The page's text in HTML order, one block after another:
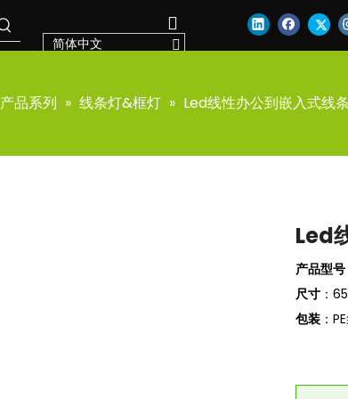
简体中文
产品系列 » 线条灯&框灯 » Led线性办公到嵌入式线
Led
产品型号
尺寸：
包装：